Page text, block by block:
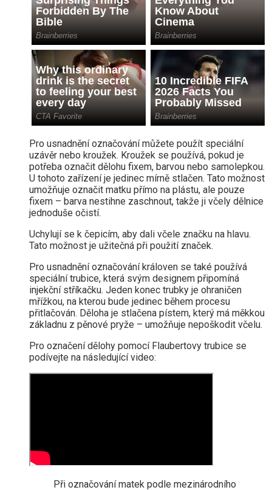
Pro usnadnění označování můžete použít speciální
uzávěr nebo kroužek. Kroužek se používá, pokud je
potřeba označit dělohu fixem, barvou nebo samolepkou.
U tohoto zařízení je jedinec mírně stlačen. Tato možnost
umožňuje označit matku přímo na plástu, ale pouze
fixem – barva nestihne zaschnout, takže ji včely dělnice
jednoduše očistí.
Uchylují se k čepicím, aby dali včele značku na hlavu.
Tato možnost je užitečná při použití značek.
Pro usnadnění označování královen se také používá
speciální trubice, která svým designem připomíná
injekční stříkačku. Jeden konec trubky je ohraničen
mřížkou, na kterou bude jedinec během procesu
přitlačován. Děloha je stlačena pístem, který má měkkou
základnu z pěnové pryže – umožňuje nepoškodit včelu.
Pro označení dělohy pomocí Flaubertovy trubice se
podívejte na následující video:
Při označování matek podle mezinárodního